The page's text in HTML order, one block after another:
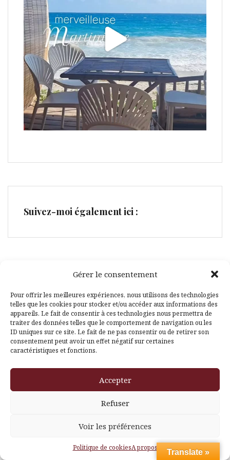
Gérer le consentement
Pour offrir les meilleures expériences, nous utilisons des technologies
telles que les cookies pour stocker et/ou accéder aux informations des
appareils. Le fait de consentir à ces technologies nous permettra de
traiter des données telles que le comportement de navigation ou les
ID uniques sur ce site. Le fait de ne pas consentir ou de retirer son
consentement peut avoir un effet négatif sur certaines
caractéristiques et fonctions.
Accepter
Refuser
Voir les préférences
Politique de cookiesA propos
Suivez-moi également ici :
Facebook
Pinterest
Themeisle
Translate »